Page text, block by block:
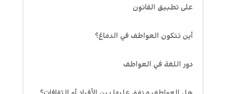
على تطبيق القانون
أين تتكون العواطف في الدماغ؟
دور اللغة في العواطف